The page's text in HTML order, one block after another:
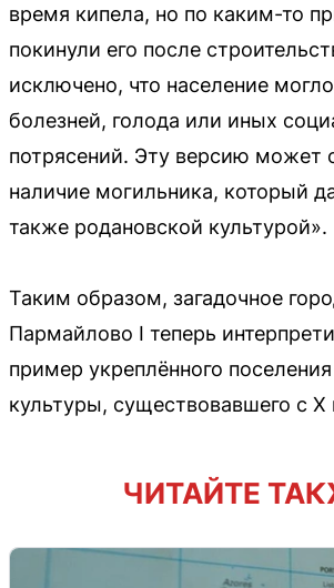
время кипела, но по каким-то
покинули его после
исключено, что население
болезней, голода или иных
потрясений. Эту версию может
наличие могильника, который
также родановской культурой».
Таким образом, загадочное
Пармайлово I теперь
пример укреплённого
культуры, существовавшего с X
ЧИТАЙТЕ